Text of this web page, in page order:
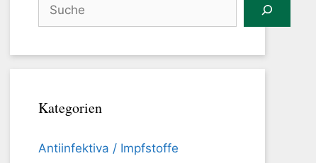
Kategorien
Antiinfektiva / Impfstoffe